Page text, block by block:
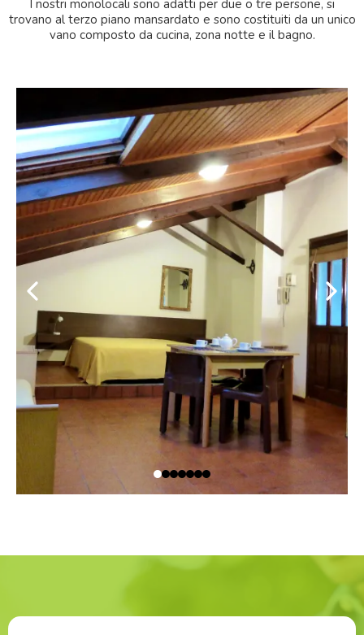
I nostri monolocali sono adatti per due o tre persone, si
trovano al terzo piano mansardato e sono costituiti da un unico
vano composto da cucina, zona notte e il bagno.